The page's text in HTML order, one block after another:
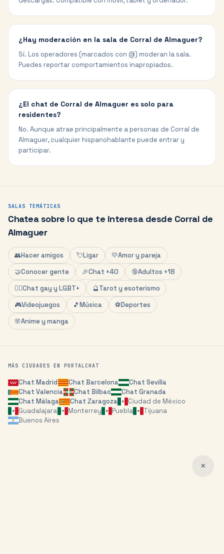
¿Hay moderación en la sala de Corral de Almaguer?
Sí. Los operadores (marcados con @) moderan la sala.
Puedes reportar comportamientos inapropiados.
¿El chat de Corral de Almaguer es solo para
residentes?
No. Aunque atrae principalmente a personas de Corral de
Almaguer, cualquier hispanohablante puede entrar y
participar.
SALAS TEMÁTICAS
Chatea sobre lo que te interesa desde Corral de
Almaguer
👥Hacer amigos 💘Ligar 💛Amor y pareja
🤝Conocer gente 🎉Chat +40 🔞Adultos +18
🏳️‍🌈Chat gay y LGBT+ 🔮Tarot y esoterismo
🎮Videojuegos 🎵Música ⚽Deportes
🌸Anime y manga
MÁS CIUDADES EN PORTALCHAT
ChatMadrid Chat Barcelona Chat Sevilla
ChatValencia Chat Bilbao Chat Granada
ChatMálaga Chat Zaragoza
Ciudad de México
Guadalajara
Monterrey Puebla
Tijuana
Buenos Aires
✕